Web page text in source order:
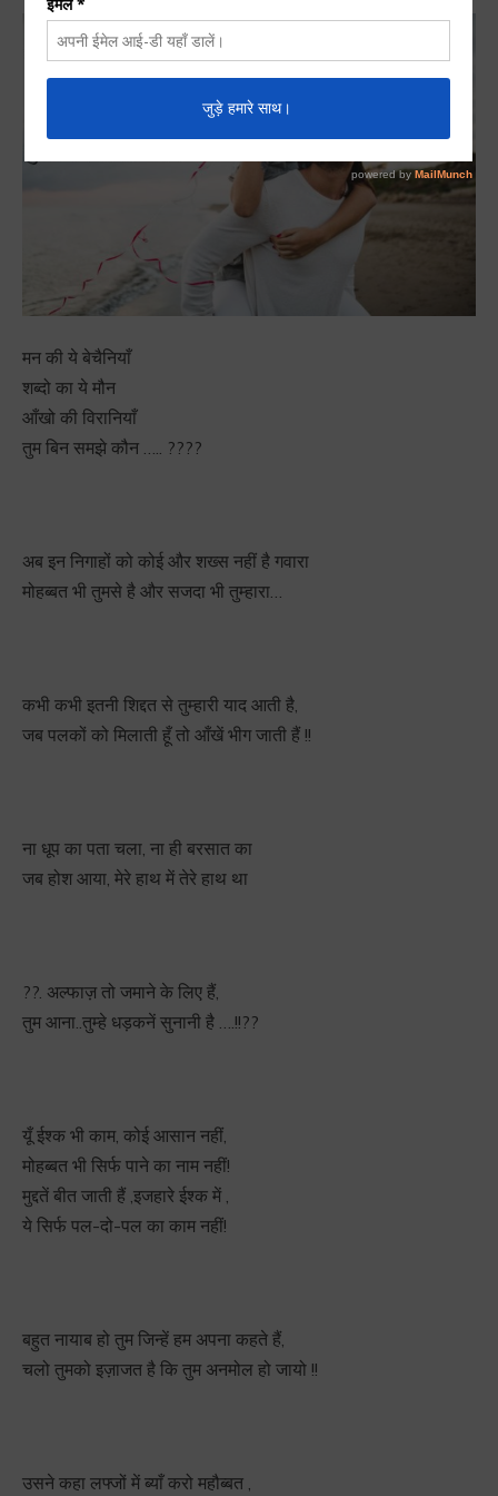
मन की ये बेचैनियाँ
शब्दो का ये मौन
आँखो की विरानियाँ
तुम बिन समझे कौन ….. ????
अब इन निगाहों को कोई और शख्स नहीं है गवारा
मोहब्बत भी तुमसे है और सजदा भी तुम्हारा…
कभी कभी इतनी शिद्दत से तुम्हारी याद आती है,
जब पलकों को मिलाती हूँ तो आँखें भीग जाती हैं !!
ना धूप का पता चला, ना ही बरसात का
जब होश आया, मेरे हाथ में तेरे हाथ था
??. अल्फाज़ तो जमाने के लिए हैं,
तुम आना..तुम्हे धड़कनें सुनानी है ….!!??
यूँ ईश्क भी काम, कोई आसान नहीं,
मोहब्बत भी सिर्फ पाने का नाम नहीं!
मुद्दतें बीत जाती हैं ,इजहारे ईश्क में ,
ये सिर्फ पल-दो-पल का काम नहीं!
बहुत नायाब हो तुम जिन्हें हम अपना कहते हैं,
चलो तुमको इज़ाजत है कि तुम अनमोल हो जायो !!
उसने कहा लफ्जों में ब्याँ करो महौब्बत ,